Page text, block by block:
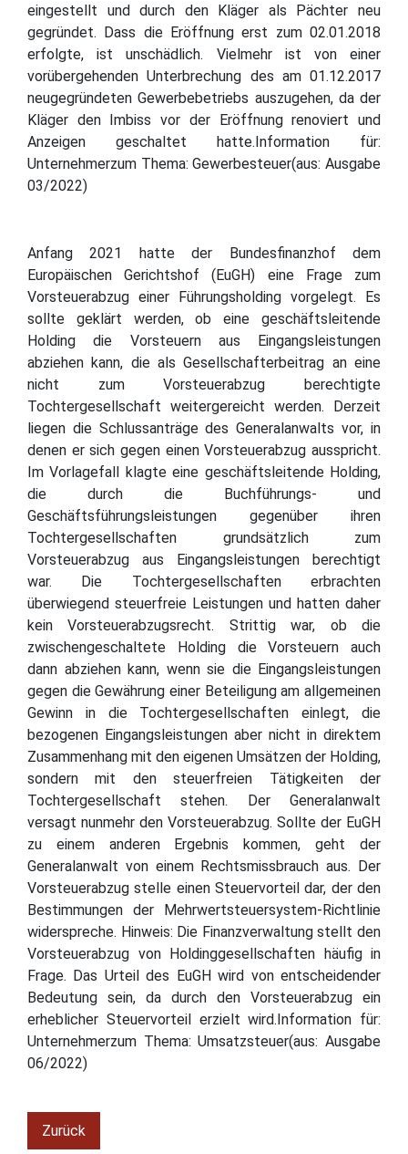
eingestellt und durch den Kläger als Pächter neu
gegründet. Dass die Eröffnung erst zum 02.01.2018
erfolgte, ist unschädlich. Vielmehr ist von einer
vorübergehenden Unterbrechung des am 01.12.2017
neugegründeten Gewerbebetriebs auszugehen, da der
Kläger den Imbiss vor der Eröffnung renoviert und
Anzeigen geschaltet hatte.Information für:
Unternehmerzum Thema: Gewerbesteuer(aus: Ausgabe
03/2022)
Anfang 2021 hatte der Bundesfinanzhof dem
Europäischen Gerichtshof (EuGH) eine Frage zum
Vorsteuerabzug einer Führungsholding vorgelegt. Es
sollte geklärt werden, ob eine geschäftsleitende
Holding die Vorsteuern aus Eingangsleistungen
abziehen kann, die als Gesellschafterbeitrag an eine
nicht zum Vorsteuerabzug berechtigte
Tochtergesellschaft weitergereicht werden. Derzeit
liegen die Schlussanträge des Generalanwalts vor, in
denen er sich gegen einen Vorsteuerabzug ausspricht.
Im Vorlagefall klagte eine geschäftsleitende Holding,
die durch die Buchführungs- und
Geschäftsführungsleistungen gegenüber ihren
Tochtergesellschaften grundsätzlich zum
Vorsteuerabzug aus Eingangsleistungen berechtigt
war. Die Tochtergesellschaften erbrachten
überwiegend steuerfreie Leistungen und hatten daher
kein Vorsteuerabzugsrecht. Strittig war, ob die
zwischengeschaltete Holding die Vorsteuern auch
dann abziehen kann, wenn sie die Eingangsleistungen
gegen die Gewährung einer Beteiligung am allgemeinen
Gewinn in die Tochtergesellschaften einlegt, die
bezogenen Eingangsleistungen aber nicht in direktem
Zusammenhang mit den eigenen Umsätzen der Holding,
sondern mit den steuerfreien Tätigkeiten der
Tochtergesellschaft stehen. Der Generalanwalt
versagt nunmehr den Vorsteuerabzug. Sollte der EuGH
zu einem anderen Ergebnis kommen, geht der
Generalanwalt von einem Rechtsmissbrauch aus. Der
Vorsteuerabzug stelle einen Steuervorteil dar, der den
Bestimmungen der Mehrwertsteuersystem-Richtlinie
widerspreche. Hinweis: Die Finanzverwaltung stellt den
Vorsteuerabzug von Holdinggesellschaften häufig in
Frage. Das Urteil des EuGH wird von entscheidender
Bedeutung sein, da durch den Vorsteuerabzug ein
erheblicher Steuervorteil erzielt wird.Information für:
Unternehmerzum Thema: Umsatzsteuer(aus: Ausgabe
06/2022)
Zurück